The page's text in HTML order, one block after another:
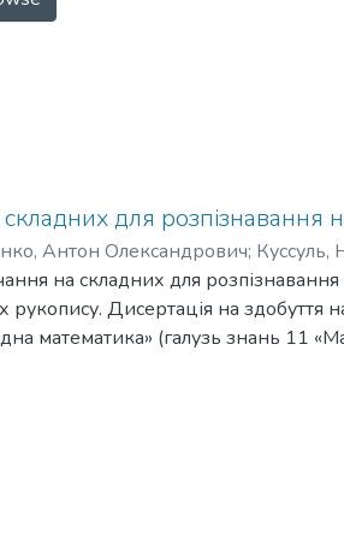
для розпізнавання
Антон Олександрович; Куссуль,
на складних для
Дисертація на здобуття
математика» (галузь знань 11
«Київський політехнічний
кожному зображенні з навчальної
Як наслідок, модель машинного